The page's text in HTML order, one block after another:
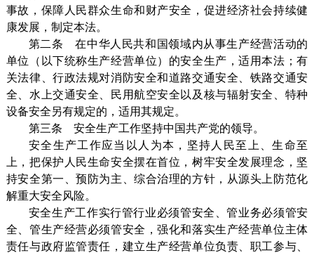
事故，保障人民群众生命和财产安全，促进经济社会持续健
康发展，制定本法。
第二条 在中华人民共和国领域内从事生产经营活动的
单位（以下统称生产经营单位）的安全生产，适用本法；有
关法律、行政法规对消防安全和道路交通安全、铁路交通安
全、水上交通安全、民用航空安全以及核与辐射安全、特种
设备安全另有规定的，适用其规定。
第三条 安全生产工作坚持中国共产党的领导。
安全生产工作应当以人为本，坚持人民至上、生命至
上，把保护人民生命安全摆在首位，树牢安全发展理念，坚
持安全第一、预防为主、综合治理的方针，从源头上防范化
解重大安全风险。
安全生产工作实行管行业必须管安全、管业务必须管安
全、管生产经营必须管安全，强化和落实生产经营单位主体
责任与政府监管责任，建立生产经营单位负责、职工参与、